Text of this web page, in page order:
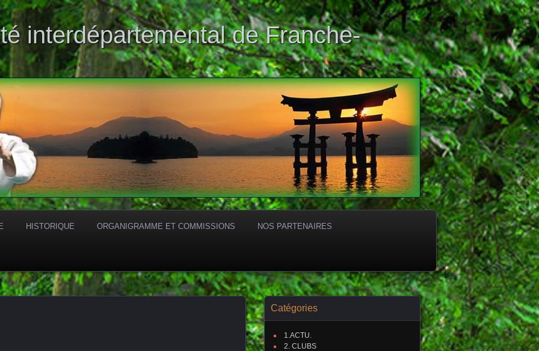
interdépartemental de Franche-
HISTORIQUE ORGANIGRAMME ET COMMISSIONS NOS PARTENAIRES
Catégories
1.ACTU.
2. CLUBS